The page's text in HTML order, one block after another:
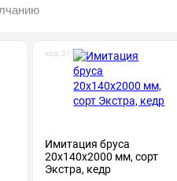
код: 315002
Имитация бруса
20х140х2000 мм, сорт
Экстра, кедр